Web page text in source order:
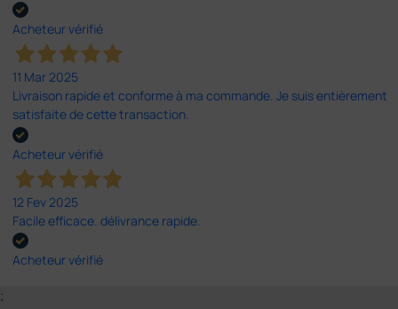
Acheteur vérifié
11 Mar 2025
Livraison rapide et conforme à ma commande. Je suis entièrement
satisfaite de cette transaction.
Acheteur vérifié
12 Fev 2025
Facile efficace. délivrance rapide.
Acheteur vérifié
;